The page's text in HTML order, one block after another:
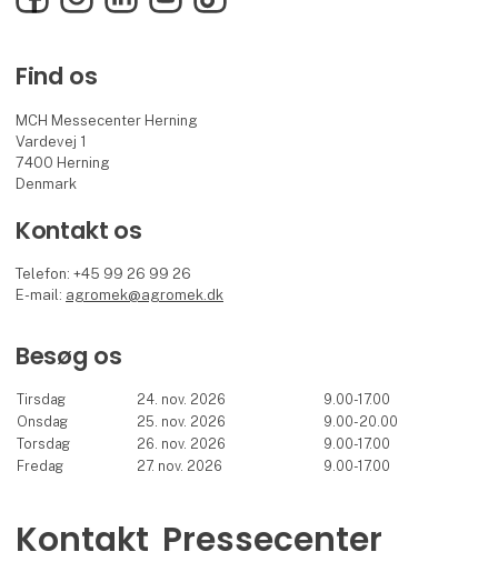
Find os
MCH Messecenter Herning
Vardevej 1
7400 Herning
Denmark
Kontakt os
Telefon: +45 99 26 99 26
E-mail: agromek@agromek.dk
Besøg os
Tirsdag 24. nov. 2026
9.00-17.00
Onsdag
25. nov. 2026
9.00-20.00
Torsdag
26. nov. 2026
9.00-17.00
Fredag
27. nov. 2026 9.00-17.00
Kontakt Pressecenter